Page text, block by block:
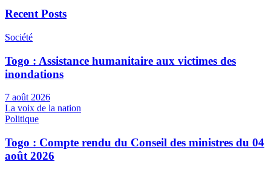
Recent Posts
Société
Togo : Assistance humanitaire aux victimes des
inondations
7 août 2026
La voix de la nation
Politique
Togo : Compte rendu du Conseil des ministres du 04
août 2026